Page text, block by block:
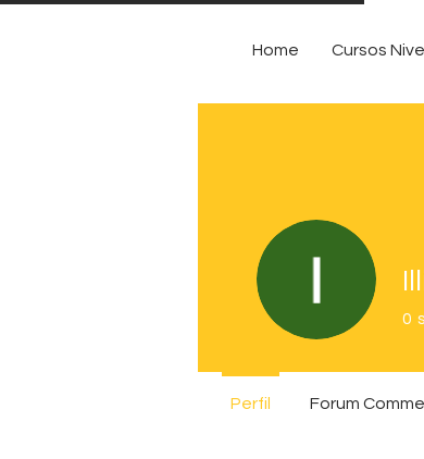
Home Cursos
0
Perfil Forum